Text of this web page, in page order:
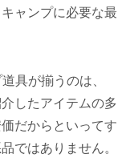
ャンプに必要な最
具が揃うのは、
したアイテムの多
だからといってす
ではありません。